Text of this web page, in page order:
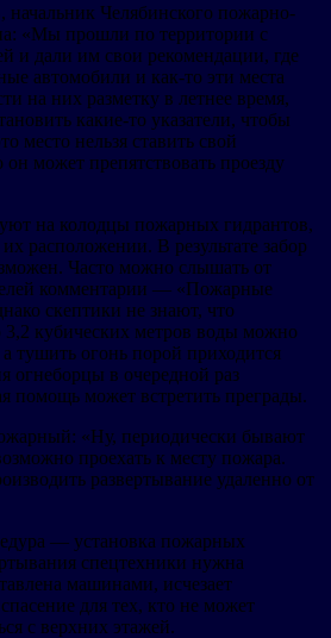
Челябинского пожарно-
«Мы прошли по территории с
и дали им свои рекомендации, где
автомобили и как-то эти места
на них разметку в летнее время,
какие-то указатели, чтобы
место нельзя ставить свой
может препятствовать проезду
на колодцы пожарных гидрантов,
расположении. В результате забор
Часто можно слышать от
комментарии — «Пожарные
скептики не знают, что
3,2 кубических метров воды можно
тушить огонь порой приходится
огнеборцы в очередной раз
помощь может встретить преграды.
«Ну, периодически бывают
проехать к месту пожара.
развертывание удаленно от
— установка пожарных
спецтехники нужна
машинами, исчезает
для тех, кто не может
с верхних этажей.